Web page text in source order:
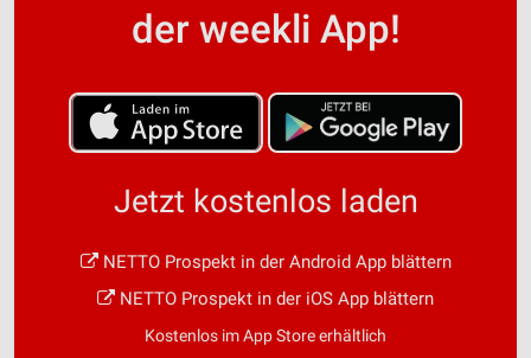
der weekli App!
Jetzt kostenlos laden
NETTO Prospekt in der Android App blättern
NETTO Prospekt in der iOS App blättern
Kostenlos im App Store erhältlich